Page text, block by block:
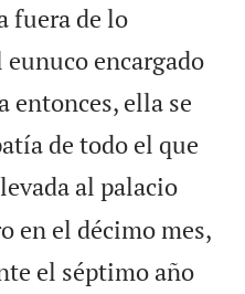
fuera de lo
eunuco encargado
entonces, ella se
de todo el que
al palacio
en el décimo mes,
el séptimo año